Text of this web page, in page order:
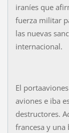
iraníes que
fuerza militar
las nuevas
internacional.
El
aviones e iba
destructores.
francesa y